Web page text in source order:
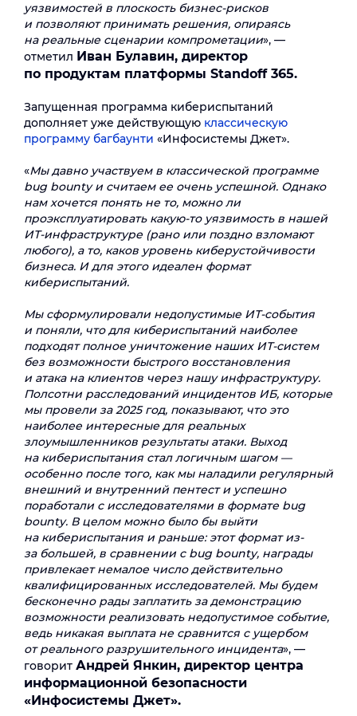
уязвимостей в плоскость бизнес-рисков
и позволяют принимать решения, опираясь
на реальные сценарии компрометации», —
отметил Иван Булавин, директор
по продуктам платформы Standoff 365.
Запущенная программа кибериспытаний
дополняет уже действующую классическую
программу багбаунти «Инфосистемы Джет».
«Мы давно участвуем в классической программе
bug bounty и считаем ее очень успешной. Однако
нам хочется понять не то, можно ли
проэксплуатировать какую-то уязвимость в нашей
ИТ-инфраструктуре (рано или поздно взломают
любого), а то, каков уровень киберустойчивости
бизнеса. И для этого идеален формат
кибериспытаний.
Мы сформулировали недопустимые ИТ-события
и поняли, что для кибериспытаний наиболее
подходят полное уничтожение наших ИТ-систем
без возможности быстрого восстановления
и атака на клиентов через нашу инфраструктуру.
Полсотни расследований инцидентов ИБ, которые
мы провели за 2025 год, показывают, что это
наиболее интересные для реальных
злоумышленников результаты атаки. Выход
на кибериспытания стал логичным шагом —
особенно после того, как мы наладили регулярный
внешний и внутренний пентест и успешно
поработали с исследователями в формате bug
bounty. В целом можно было бы выйти
на кибериспытания и раньше: этот формат из-
за большей, в сравнении с bug bounty, награды
привлекает немалое число действительно
квалифицированных исследователей. Мы будем
бесконечно рады заплатить за демонстрацию
возможности реализовать недопустимое событие,
ведь никакая выплата не сравнится с ущербом
от реального разрушительного инцидента», —
говорит Андрей Янкин, директор центра
информационной безопасности
«Инфосистемы Джет».